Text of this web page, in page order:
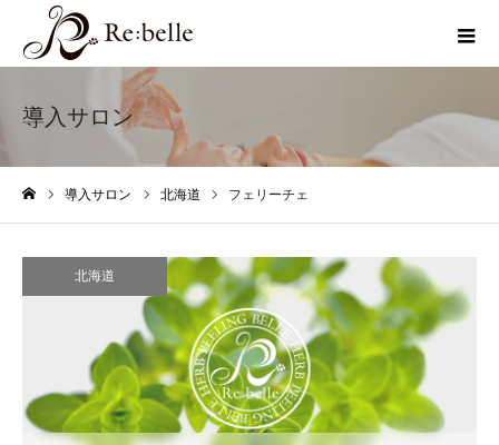
導入サロン
導入サロン 北海道 フェリーチェ
北海道